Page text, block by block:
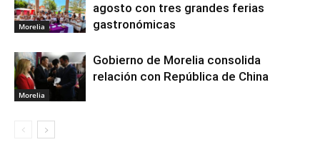
Morelia
agosto con tres grandes ferias
gastronómicas
Morelia
Gobierno de Morelia consolida
relación con República de China